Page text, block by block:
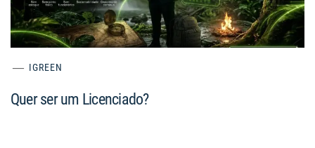
IGREEN
Quer ser um Licenciado?